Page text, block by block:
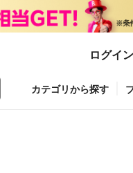
ログイン
カテゴリから探す